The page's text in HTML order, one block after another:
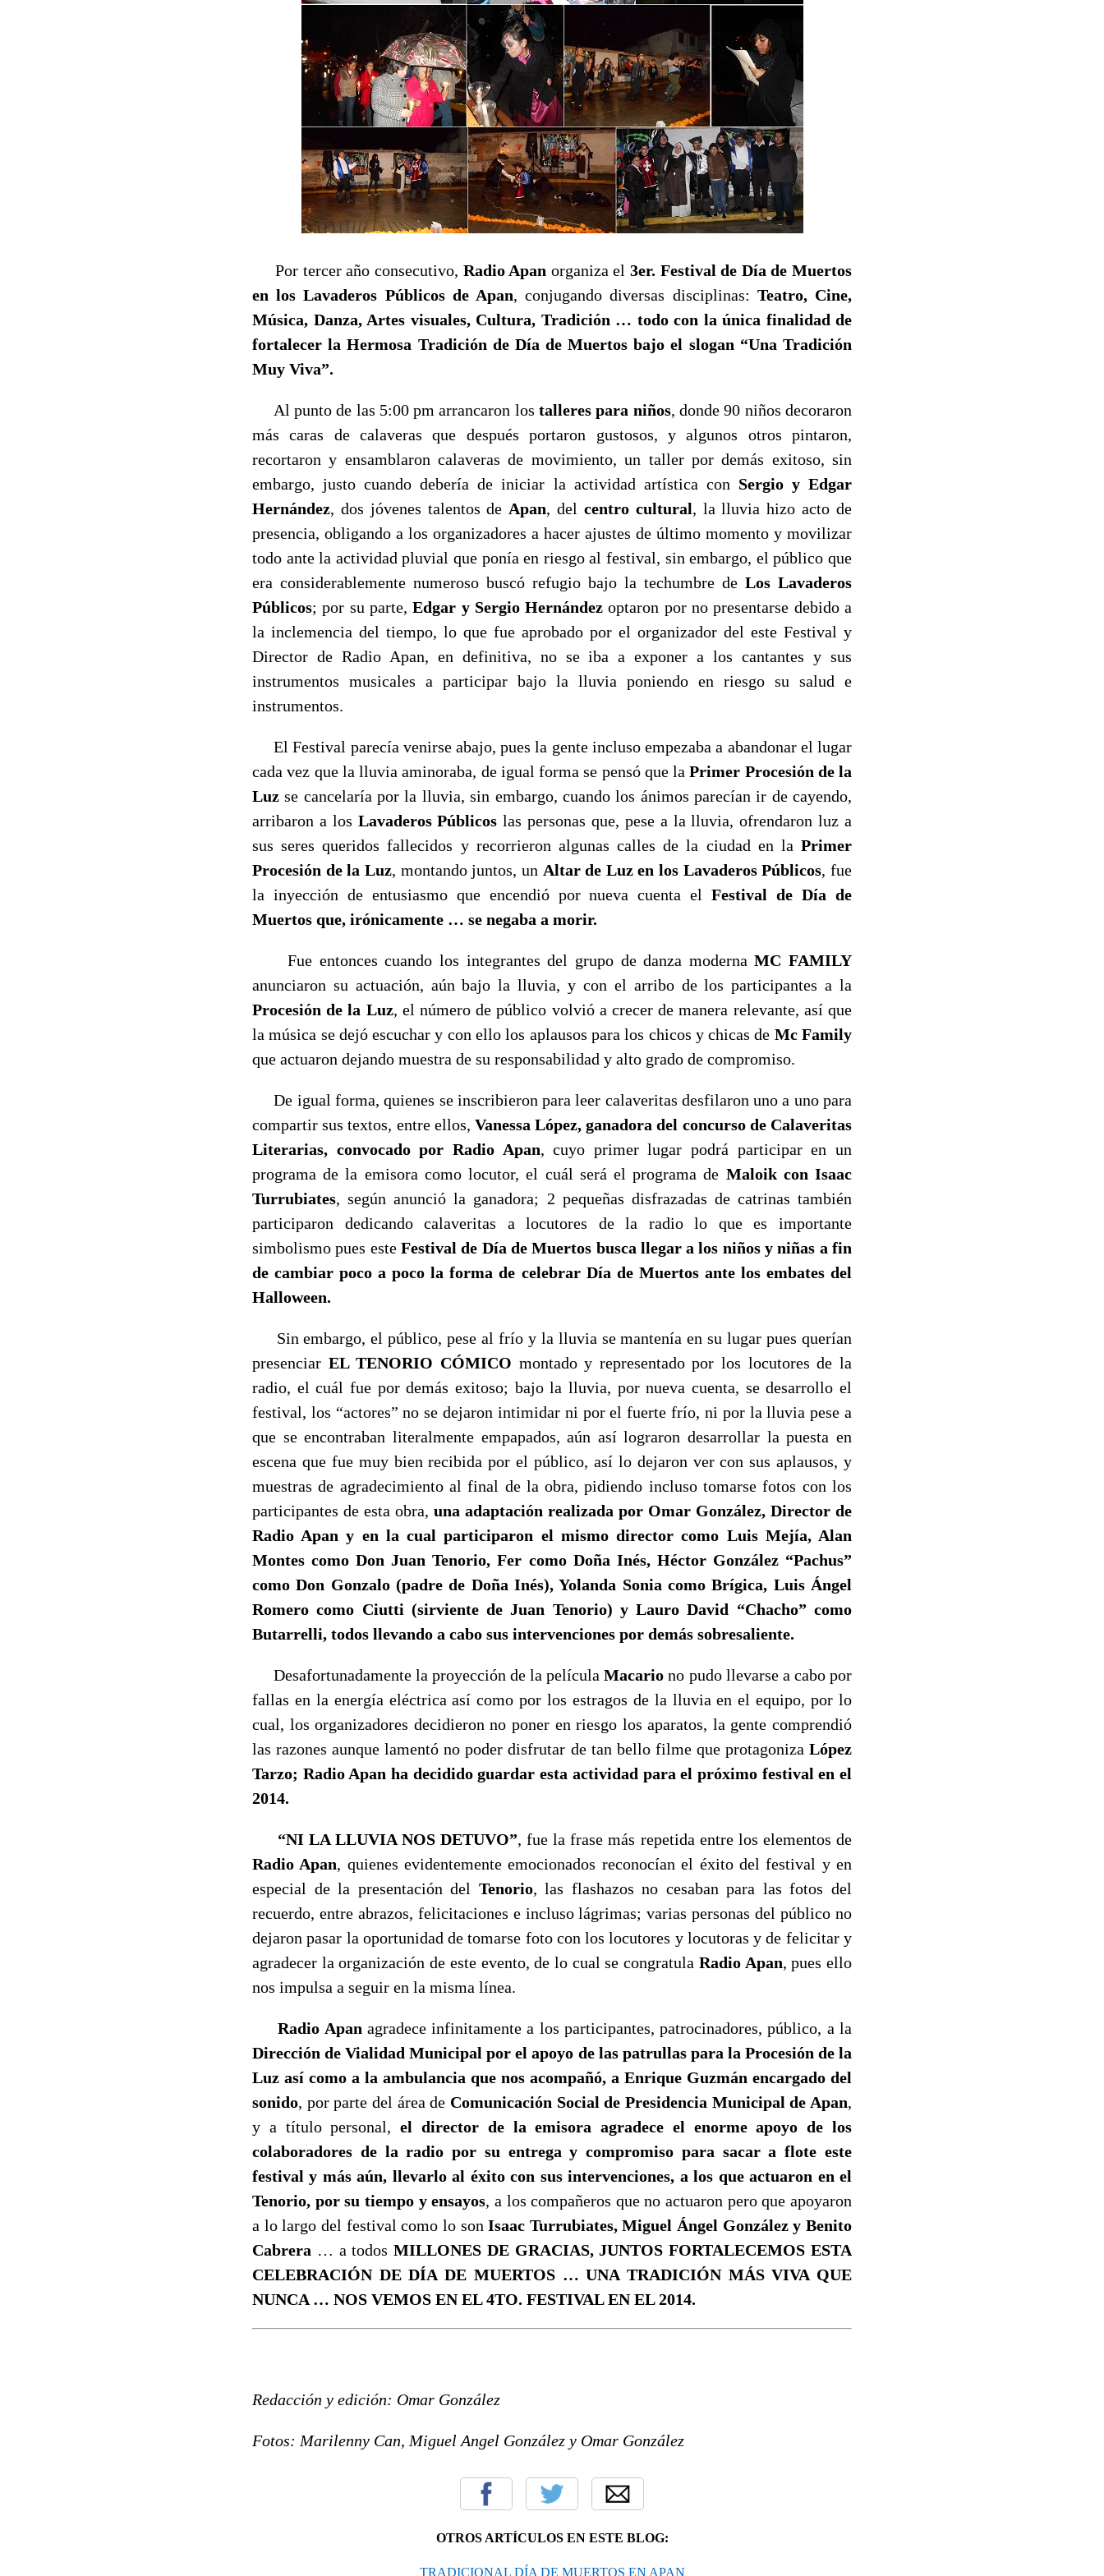
Por tercer año consecutivo, Radio Apan organiza el 3er. Festival de Día de Muertos
en los Lavaderos Públicos de Apan, conjugando diversas disciplinas: Teatro, Cine,
Música, Danza, Artes visuales, Cultura, Tradición … todo con la única finalidad de
fortalecer la Hermosa Tradición de Día de Muertos bajo el slogan “Una Tradición
Muy Viva”.
Al punto de las 5:00 pm arrancaron lostalleres para niños, donde 90 niños decoraron
más caras de calaveras que después portaron gustosos, y algunos otros pintaron,
recortaron y ensamblaron calaveras de movimiento, un taller por demás exitoso, sin
embargo, justo cuando debería de iniciar la actividad artística con Sergio y Edgar
Hernández, dos jóvenes talentos de Apan, del centro cultural, la lluvia hizo acto de
presencia, obligando a los organizadores a hacer ajustes de último momento y movilizar
todo ante la actividad pluvial que ponía en riesgo al festival, sin embargo, el público que
era considerablemente numeroso buscó refugio bajo la techumbre de Los Lavaderos
Públicos; por su parte,Edgar y Sergio Hernández optaron por no presentarse debido a
la inclemencia del tiempo, lo que fue aprobado por el organizador del este Festival y
Director de Radio Apan, en definitiva, no se iba a exponer a los cantantes y sus
instrumentos musicales a participar bajo la lluvia poniendo en riesgo su salud e
instrumentos.
El Festival parecía venirse abajo, pues la gente incluso empezaba a abandonar el lugar
cada vez que la lluvia aminoraba, de igual forma se pensó que laPrimer Procesión de la
Luz se cancelaría por la lluvia, sin embargo, cuando los ánimos parecían ir de cayendo,
arribaron a los Lavaderos Públicos las personas que, pese a la lluvia, ofrendaron luz a
sus seres queridos fallecidos y recorrieron algunas calles de la ciudad en la Primer
Procesión de la Luz, montando juntos, un Altar de Luz en los Lavaderos Públicos, fue
la inyección de entusiasmo que encendió por nueva cuenta elFestival de Día de
Muertos que, irónicamente … se negaba a morir.
Fue entonces cuando los integrantes del grupo de danza modernaMC FAMILY
anunciaron su actuación, aún bajo la lluvia, y con el arribo de los participantes a la
Procesión de la Luz, el número de público volvió a crecer de manera relevante, así que
la música se dejó escuchar y con ello los aplausos para los chicos y chicas de Mc Family
que actuaron dejando muestra de su responsabilidad y alto grado de compromiso.
De igual forma, quienes se inscribieron para leer calaveritas desfilaron uno a uno para
compartir sus textos, entre ellos, Vanessa López, ganadora del concurso de Calaveritas
Literarias, convocado por Radio Apan, cuyo primer lugar podrá participar en un
programa de la emisora como locutor, el cuál será el programa de Maloik con Isaac
Turrubiates, según anunció la ganadora; 2 pequeñas disfrazadas de catrinas también
participaron dedicando calaveritas a locutores de la radio lo que es importante
simbolismo pues este Festival de Día de Muertos busca llegar a los niños y niñas a fin
de cambiar poco a poco la forma de celebrar Día de Muertos ante los embates del
Halloween.
Sin embargo, el público, pese al frío y la lluvia se mantenía en su lugar pues querían
presenciar EL TENORIO CÓMICO montado y representado por los locutores de la
radio, el cuál fue por demás exitoso; bajo la lluvia, por nueva cuenta, se desarrollo el
festival, los “actores” no se dejaron intimidar ni por el fuerte frío, ni por la lluvia pese a
que se encontraban literalmente empapados, aún así lograron desarrollar la puesta en
escena que fue muy bien recibida por el público, así lo dejaron ver con sus aplausos, y
muestras de agradecimiento al final de la obra, pidiendo incluso tomarse fotos con los
participantes de esta obra, una adaptación realizada por Omar González, Director de
Radio Apan y en la cual participaron el mismo director como Luis Mejía, Alan
Montes como Don Juan Tenorio, Fer como Doña Inés, Héctor González “Pachus”
como Don Gonzalo (padre de Doña Inés), Yolanda Sonia como Brígica, Luis Ángel
Romero como Ciutti (sirviente de Juan Tenorio) y Lauro David “Chacho” como
Butarrelli, todos llevando a cabo sus intervenciones por demás sobresaliente.
Desafortunadamente la proyección de la película Macario no pudo llevarse a cabo por
fallas en la energía eléctrica así como por los estragos de la lluvia en el equipo, por lo
cual, los organizadores decidieron no poner en riesgo los aparatos, la gente comprendió
las razones aunque lamentó no poder disfrutar de tan bello filme que protagoniza López
Tarzo; Radio Apan ha decidido guardar esta actividad para el próximo festival en el
2014.
“NI LA LLUVIA NOS DETUVO”, fue la frase más repetida entre los elementos de
Radio Apan, quienes evidentemente emocionados reconocían el éxito del festival y en
especial de la presentación del Tenorio, las flashazos no cesaban para las fotos del
recuerdo, entre abrazos, felicitaciones e incluso lágrimas; varias personas del público no
dejaron pasar la oportunidad de tomarse foto con los locutores y locutoras y de felicitar y
agradecer la organización de este evento, de lo cual se congratula Radio Apan, pues ello
nos impulsa a seguir en la misma línea.
Radio Apan agradece infinitamente a los participantes, patrocinadores, público, a la
Dirección de Vialidad Municipal por el apoyo de las patrullas para la Procesión de la
Luz así como a la ambulancia que nos acompañó, a Enrique Guzmán encargado del
sonido, por parte del área de Comunicación Social de Presidencia Municipal de Apan,
y a título personal,el director de la emisora agradece el enorme apoyo de los
colaboradores de la radio por su entrega y compromiso para sacar a flote este
festival y más aún, llevarlo al éxito con sus intervenciones, a los que actuaron en el
Tenorio, por su tiempo y ensayos, a los compañeros que no actuaron pero que apoyaron
a lo largo del festival como lo sonIsaac Turrubiates, Miguel Ángel González y Benito
Cabrera … a todosMILLONES DE GRACIAS, JUNTOS FORTALECEMOS ESTA
CELEBRACIÓN DE DÍA DE MUERTOS … UNA TRADICIÓN MÁS VIVA QUE
NUNCA … NOS VEMOS EN EL 4TO. FESTIVAL EN EL 2014.
Redacción y edición: Omar González
Fotos: Marilenny Can, Miguel Angel González y Omar González
OTROS ARTÍCULOS EN ESTE BLOG:
TRADICIONAL DÍA DE MUERTOS EN APAN